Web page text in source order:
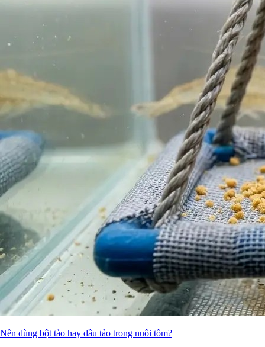
Nên dùng bột tảo hay dầu tảo trong nuôi tôm?